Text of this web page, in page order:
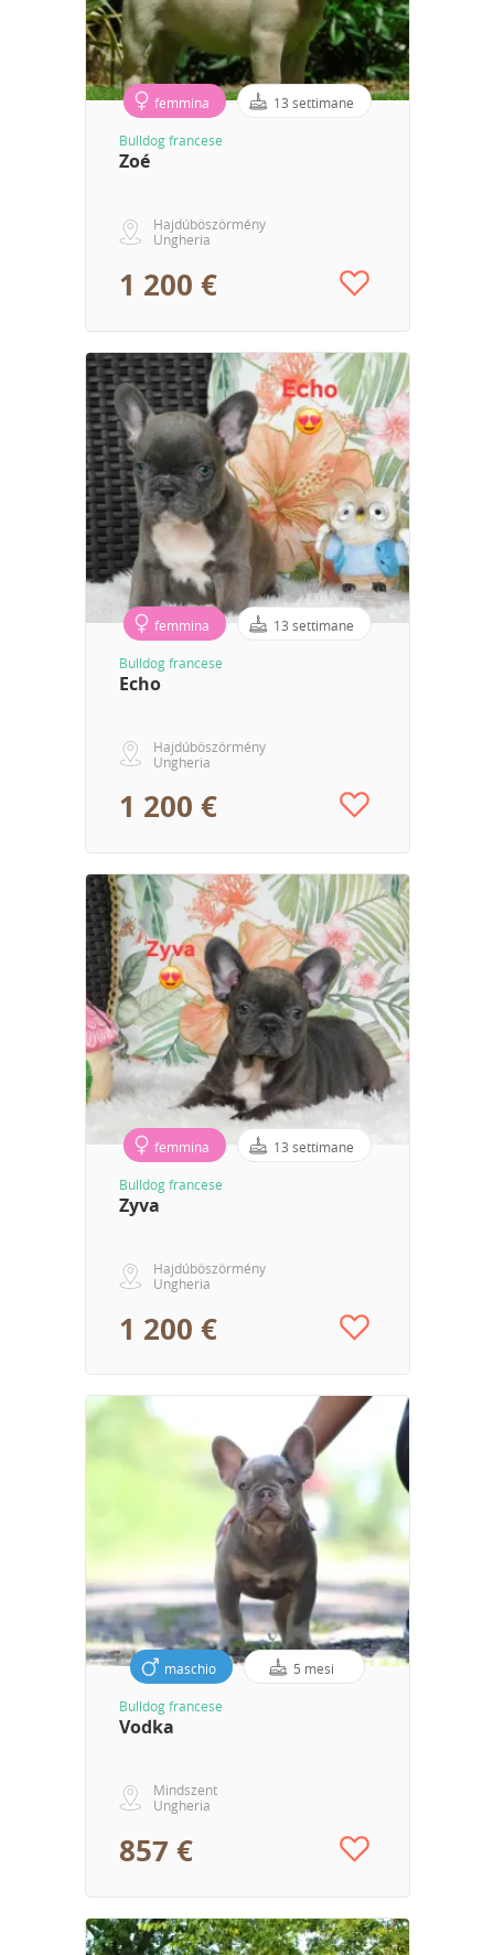
femmina 13 settimane
Bulldog francese
Zoé
Hajdúböszörmény
Ungheria
1 200 €
femmina 13 settimane
Bulldog francese
Echo
Hajdúböszörmény
Ungheria
1 200 €
femmina 13 settimane
Bulldog francese
Zyva
Hajdúböszörmény
Ungheria
1 200 €
maschio 5 mesi
Bulldog francese
Vodka
Mindszent
Ungheria
857 €